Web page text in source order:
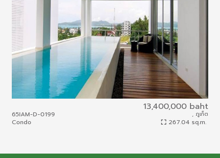
13,400,000 baht
65IAM-D-0199
Condo
, ภูเก็ต
267.04 sq.m.